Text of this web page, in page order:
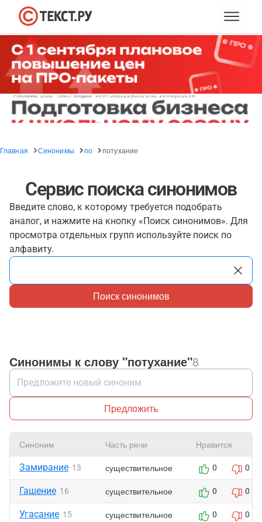
Главная Синонимы по потухание
Сервис поиска синонимов
Введите слово, к которому требуется подобрать
аналог, и нажмите на кнопку «Поиск синонимов». Для
просмотра отдельных групп используйте поиск по
алфавиту.
Поиск синонимов
Синонимы к слову "потухание"8
Предложить
Синоним Часть речи Нравится
Замирание 13 существительное 0 0
Гашение 16 существительное 0 0
Угасание 15 существительное 0 0